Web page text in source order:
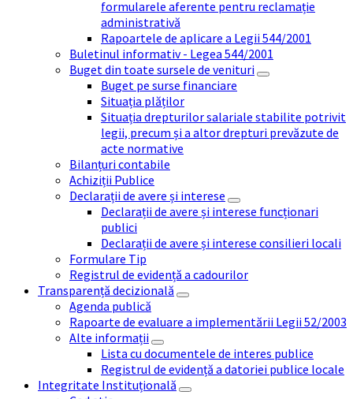
formularele aferente pentru reclamație
administrativă
Rapoartele de aplicare a Legii 544/2001
Buletinul informativ - Legea 544/2001
Buget din toate sursele de venituri
Buget pe surse financiare
Situația plăților
Situația drepturilor salariale stabilite potrivit
legii, precum și a altor drepturi prevăzute de
acte normative
Bilanțuri contabile
Achiziții Publice
Declarații de avere și interese
Declarații de avere și interese funcționari
publici
Declarații de avere și interese consilieri locali
Formulare Tip
Registrul de evidență a cadourilor
Transparență decizională
Agenda publică
Rapoarte de evaluare a implementării Legii 52/2003
Alte informații
Lista cu documentele de interes publice
Registrul de evidență a datoriei publice locale
Integritate Instituțională